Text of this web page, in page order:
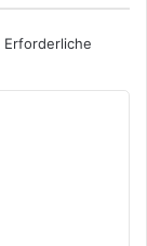
Erforderliche